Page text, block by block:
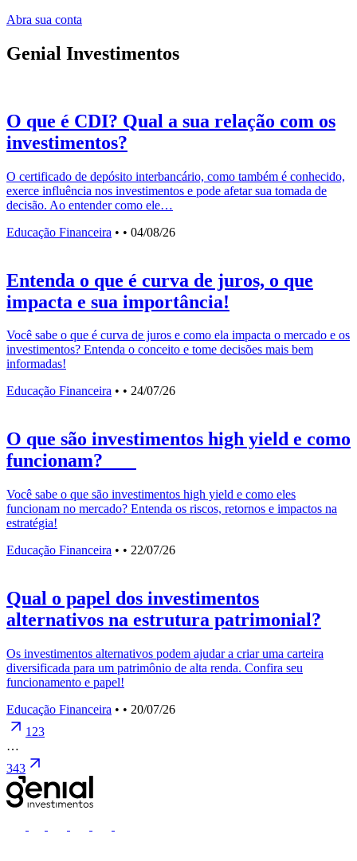
Abra sua conta
Genial Investimentos
O que é CDI? Qual a sua relação com os
investimentos?
O certificado de depósito interbancário, como também é conhecido,
exerce influência nos investimentos e pode afetar sua tomada de
decisão. Ao entender como ele…
Educação Financeira • • 04/08/26
Entenda o que é curva de juros, o que
impacta e sua importância!
Você sabe o que é curva de juros e como ela impacta o mercado e os
investimentos? Entenda o conceito e tome decisões mais bem
informadas!
Educação Financeira • • 24/07/26
O que são investimentos high yield e como
funcionam?
Você sabe o que são investimentos high yield e como eles
funcionam no mercado? Entenda os riscos, retornos e impactos na
estratégia!
Educação Financeira • • 22/07/26
Qual o papel dos investimentos
alternativos na estrutura patrimonial?
Os investimentos alternativos podem ajudar a criar uma carteira
diversificada para um patrimônio de alta renda. Confira seu
funcionamento e papel!
Educação Financeira • • 20/07/26
1 23
…
343